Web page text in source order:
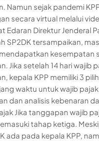
Namun sejak pandemi
secara virtual melalui
Edaran Direktur Jenderal
SP2DK tersampaikan,
mendapatkan kesempatan
Jika setelah 14 hari wajib
kepala KPP memiliki 3
waktu untuk wajib
dan analisis kebenaran
Jika tanggapan wajib
tahap ketiga.
ada pada kepala KPP,